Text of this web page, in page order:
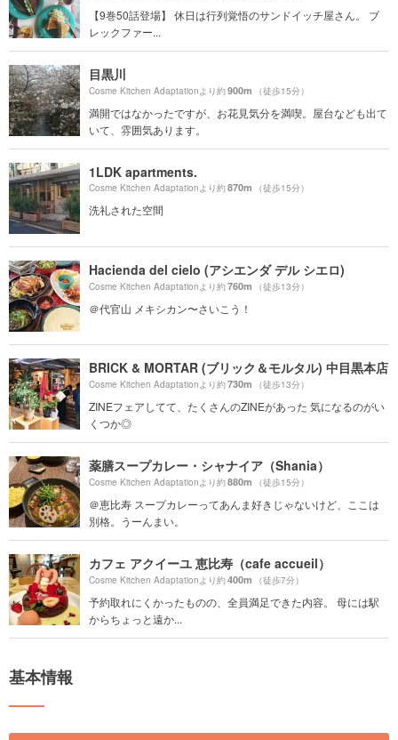
【9巻50話登場】 休日は行列覚悟のサンドイッチ屋さん。 ブ
レックファー...
目黒川
Cosme Kitchen Adaptationより約900m （徒歩15分）
満開ではなかったですが、お花見気分を満喫。屋台なども出て
いて、雰囲気あります。
1LDK apartments.
Cosme Kitchen Adaptationより約870m （徒歩15分）
洗礼された空間
Hacienda del cielo (アシエンダ デル シエロ)
Cosme Kitchen Adaptationより約760m （徒歩13分）
＠代官山 メキシカン〜さいこう！
BRICK & MORTAR (ブリック＆モルタル) 中目黒本店
Cosme Kitchen Adaptationより約730m （徒歩13分）
ZINEフェアしてて、たくさんのZINEがあった 気になるのがい
くつか◎
薬膳スープカレー・シャナイア（Shania）
Cosme Kitchen Adaptationより約880m （徒歩15分）
＠恵比寿 スープカレーってあんま好きじゃないけど、ここは
別格。うーんまい。
カフェ アクイーユ 恵比寿（cafe accueil）
Cosme Kitchen Adaptationより約400m （徒歩7分）
予約取れにくかったものの、全員満足できた内容。 母には駅
からちょっと遠か...
基本情報